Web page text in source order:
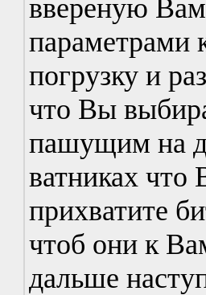
ввереную
параметрами
погрузку и
что Вы
пашущим на
ватниках что
прихватите
чтоб они к
дальше